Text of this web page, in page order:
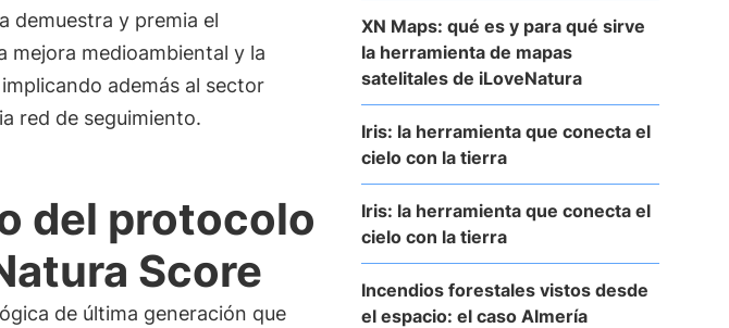
demuestra y premia el
mejora medioambiental y la
además al sector
red de seguimiento.
del protocolo
Score
de última generación que
XN Maps: qué es y para qué sirve
la herramienta de mapas
satelitales de iLoveNatura
Iris: la herramienta que conecta el
cielo con la tierra
Iris: la herramienta que conecta el
cielo con la tierra
Incendios forestales vistos desde
el espacio: el caso Almería